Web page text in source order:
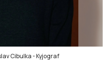
Cibulka-Kyjograf